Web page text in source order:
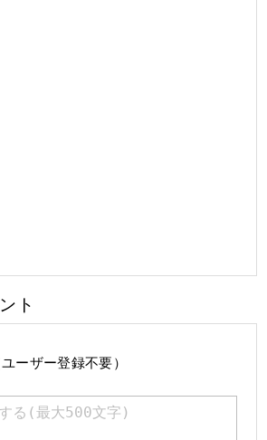
ト
ーザー登録不要）